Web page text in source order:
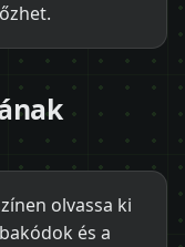
olvassa ki
és a